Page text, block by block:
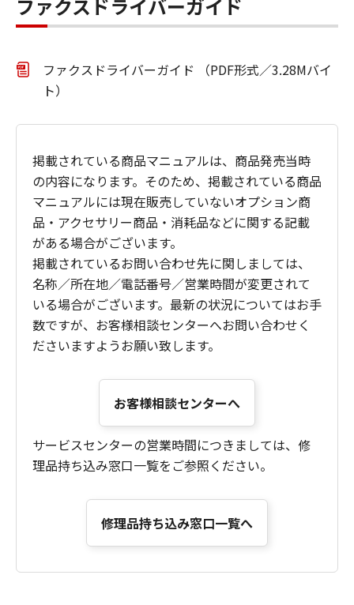
ファクスドライバーガイド
ファクスドライバーガイド （PDF形式／3.28Mバイ
ト）
掲載されている商品マニュアルは、商品発売当時
の内容になります。そのため、掲載されている商品
マニュアルには現在販売していないオプション商
品・アクセサリー商品・消耗品などに関する記載
がある場合がございます。
掲載されているお問い合わせ先に関しましては、
名称／所在地／電話番号／営業時間が変更されて
いる場合がございます。最新の状況についてはお手
数ですが、お客様相談センターへお問い合わせく
ださいますようお願い致します。
お客様相談センターへ
サービスセンターの営業時間につきましては、修
理品持ち込み窓口一覧をご参照ください。
修理品持ち込み窓口一覧へ